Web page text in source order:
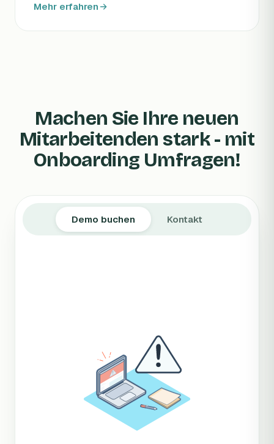
Mehr erfahren
Machen Sie Ihre neuen
Mitarbeitenden stark - mit
Onboarding Umfragen!
Demo buchen Kontakt